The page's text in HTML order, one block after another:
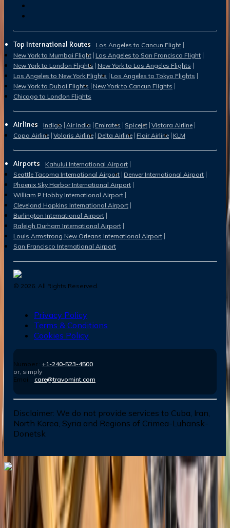
Top International Routes
Los Angeles to Cancun Flight
New York to Mumbai Flight Los Angeles to San Francisco Flight
New York to London Flights New York to Los Angeles Flights
Los Angeles to New York Flights Los Angeles to Tokyo Flights
New York to Dubai Flights New York to Cancun Flights
Chicago to London Flights
Airlines Indigo Air India Emirates Spicejet Vistara Airline
Copa Airline Volaris Airline Delta Airline Flair Airline KLM
Airports
Kahului International Airport
Seattle Tacoma International Airport Denver International Airport
Phoenix Sky Harbor International Airport
William P Hobby International Airport
Cleveland Hopkins International Airport
Burlington International Airport
Raleigh Durham International Airport
Louis Armstrong New Orleans International Airport
San Francisco International Airport
© 2026 . All Rights Reserved.
Privacy Policy
Terms & Conditions
Cookies Policy
Number : +1-240-523-4500
or, simply
Email : care@travomint.com
Disclaimer: We do not provide services to Cuba, Iran,
North Korea, Syria and Regions of Crimea-Luhansk-
Donetsk
Dial In for Bigger Savings: Exclusive Deals!
+1-240-523-4500
+1-240-523-4500